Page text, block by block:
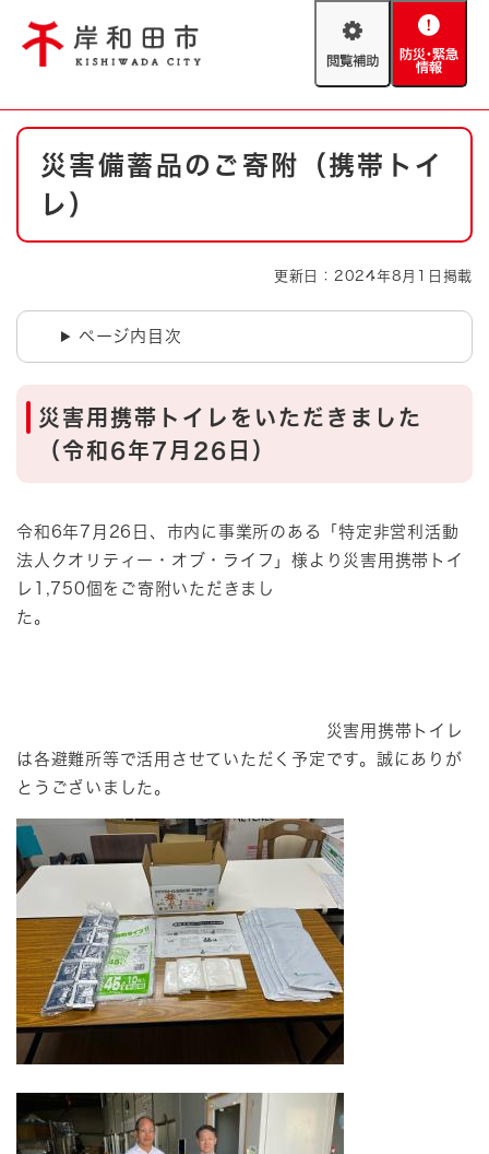
閲
助
防
緊
情
やさしい日本語
防災・緊急情報 救急・消防
本
災害備蓄品のご寄附（携帯トイ
レ）
更新日：2024年8月1日掲載
ページ内目次
災害用携帯トイレをいただきました
（令和6年7月26日）
令和6年7月26日、市内に事業所のある「特定非営利活動
法人クオリティー・オブ・ライフ」様より災害用携帯トイ
レ1,750個をご寄附いただきまし
た。
災害用携帯トイレ
は各避難所等で活用させていただく予定です。誠にありが
とうございました。​